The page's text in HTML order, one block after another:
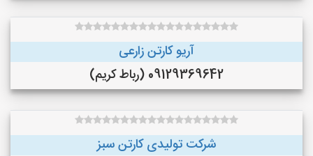
آریو کارتن زارعی
09129369642 (رباط کریم)
شرکت تولیدی کارتن سبز